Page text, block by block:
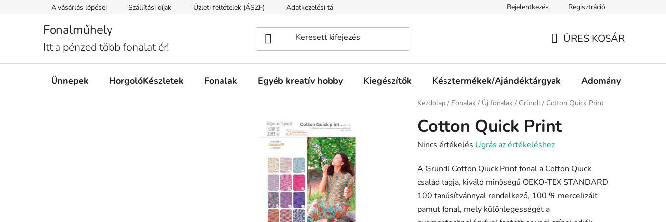
A vásárlás lépései Szállítási díjak Üzleti feltételek (ÁSZF) Adatkezelési tájékoztató Jogi nyilatkozat Impresszum
Bejelentkezés Regisztráció
Fonalműhely
Itt a pénzed több fonalat ér!
ÜRES KOSÁR
Ünnepek HorgolóKészletek Fonalak Egyéb kreatív hobby Kiegészítők Késztermékek/Ajándéktárgyak Adomány
Kezdőlap / Fonalak / Új fonalak / Gründl / Cotton Quick Print
Cotton Quick Print
A
átlagos
értékelése
5-
ből
Nincs értékelés Ugrás az értékeléshez
A Gründl Cotton Qiuck Print fonal a Cotton Qiuck
család tagja, kiváló minőségű OEKO-TEX STANDARD
100 tanúsítvánnyal rendelkező, 100 % mercelizált
pamut fonal, mely különlegességét a